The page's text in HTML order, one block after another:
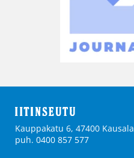
Kauppakatu 6, 47400 Kausala
puh. 0400 857 577